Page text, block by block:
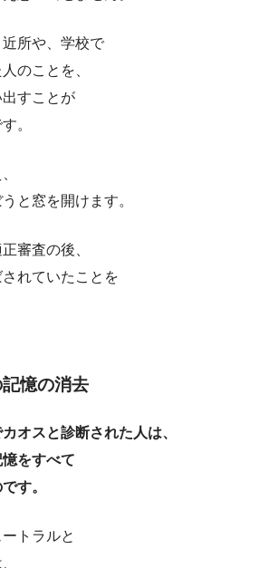
所や、学校で
のことを、
すことが
。
と窓を開けます。
審査の後、
れていたことを
憶の消去
オスと診断された人は、
をすべて
す。
トラルと